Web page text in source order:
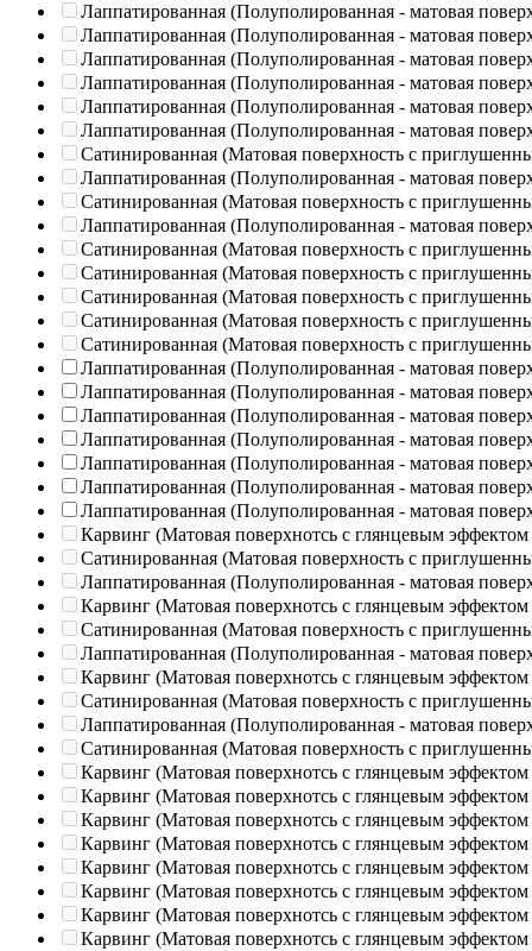
Лаппатированная (Полуполированная - матовая
Лаппатированная (Полуполированная - матовая
Лаппатированная (Полуполированная - матовая
Лаппатированная (Полуполированная - матовая
Лаппатированная (Полуполированная - матовая
Лаппатированная (Полуполированная - матовая
Сатинированная (Матовая поверхность с
Лаппатированная (Полуполированная - матовая
Сатинированная (Матовая поверхность с
Лаппатированная (Полуполированная - матовая
Сатинированная (Матовая поверхность с
Сатинированная (Матовая поверхность с
Сатинированная (Матовая поверхность с
Сатинированная (Матовая поверхность с
Сатинированная (Матовая поверхность с
Лаппатированная (Полуполированная - матовая
Лаппатированная (Полуполированная - матовая
Лаппатированная (Полуполированная - матовая
Лаппатированная (Полуполированная - матовая
Лаппатированная (Полуполированная - матовая
Лаппатированная (Полуполированная - матовая
Лаппатированная (Полуполированная - матовая
Карвинг (Матовая поверхнотсь с глянцевым эффектом
Сатинированная (Матовая поверхность с
Лаппатированная (Полуполированная - матовая
Карвинг (Матовая поверхнотсь с глянцевым эффектом
Сатинированная (Матовая поверхность с
Лаппатированная (Полуполированная - матовая
Карвинг (Матовая поверхнотсь с глянцевым эффектом
Сатинированная (Матовая поверхность с
Лаппатированная (Полуполированная - матовая
Сатинированная (Матовая поверхность с
Карвинг (Матовая поверхнотсь с глянцевым эффектом
Карвинг (Матовая поверхнотсь с глянцевым эффектом
Карвинг (Матовая поверхнотсь с глянцевым эффектом
Карвинг (Матовая поверхнотсь с глянцевым эффектом
Карвинг (Матовая поверхнотсь с глянцевым эффектом
Карвинг (Матовая поверхнотсь с глянцевым эффектом
Карвинг (Матовая поверхнотсь с глянцевым эффектом
Карвинг (Матовая поверхнотсь с глянцевым эффектом